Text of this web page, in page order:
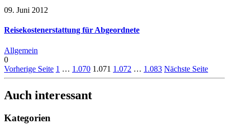
09. Juni 2012
Reisekostenerstattung für Abgeordnete
Allgemein
0
Vorherige Seite 1 … 1.070 1.071 1.072 … 1.083 Nächste Seite
Auch interessant
Kategorien